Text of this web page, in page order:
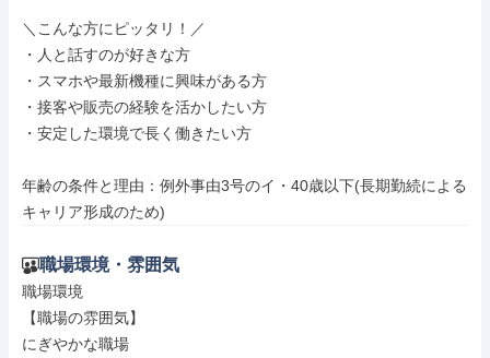
＼こんな方にピッタリ！／
・人と話すのが好きな方
・スマホや最新機種に興味がある方
・接客や販売の経験を活かしたい方
・安定した環境で長く働きたい方
年齢の条件と理由：例外事由3号のイ・40歳以下(長期勤続による
キャリア形成のため)
職場環境・雰囲気
職場環境
【職場の雰囲気】
にぎやかな職場